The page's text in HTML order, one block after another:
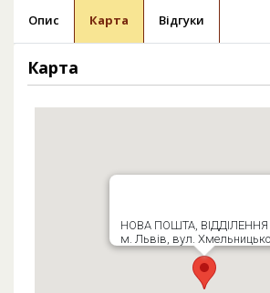
Опис Карта Відгуки
Карта
НОВА ПОШТА,
м. Львів, вул.